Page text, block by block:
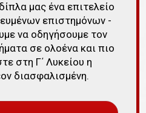
μας ένα επιτελείο
επιστημόνων -
να οδηγήσουμε τον
σε ολοένα και πιο
στη Γ΄ Λυκείου η
διασφαλισμένη.